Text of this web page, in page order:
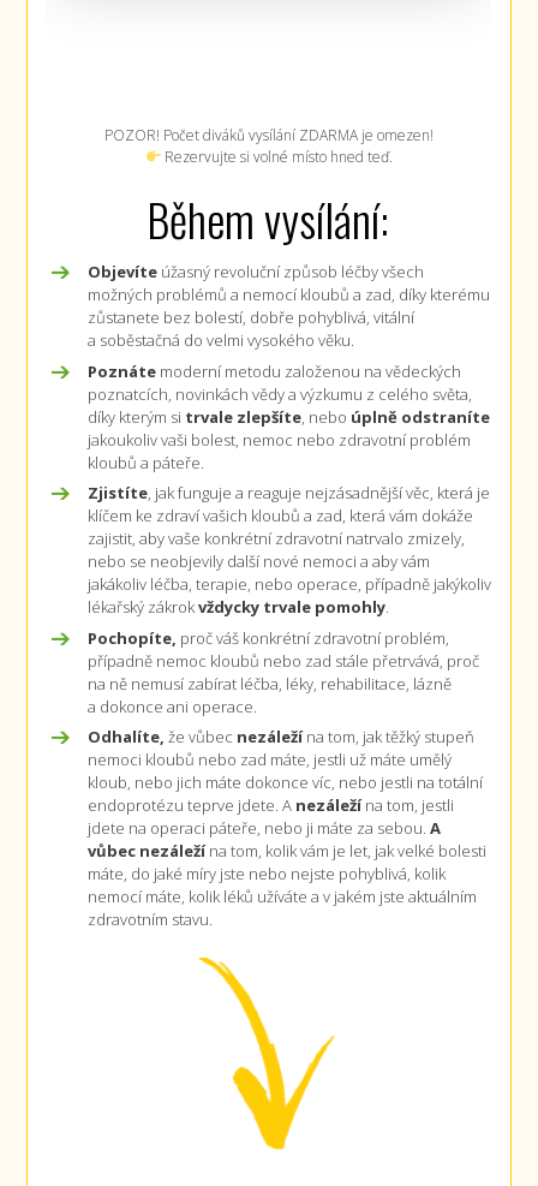
POZOR! Počet diváků vysílání ZDARMA je omezen!
Rezervujte si volné místo hned teď.
Během vysílání:
Objevíte úžasný revoluční způsob léčby všech
možných problémů a nemocí kloubů a zad, díky kterému
zůstanete bez bolestí, dobře pohyblivá, vitální
a soběstačná do velmi vysokého věku.
Poznáte moderní metodu založenou na vědeckých
poznatcích, novinkách vědy a výzkumu z celého světa,
díky kterým si trvale zlepšíte, nebo úplně odstraníte
jakoukoliv vaši bolest, nemoc nebo zdravotní problém
kloubů a páteře.
Zjistíte, jak funguje a reaguje nejzásadnější věc, která je
klíčem ke zdraví vašich kloubů a zad, která vám dokáže
zajistit, aby vaše konkrétní zdravotní natrvalo zmizely,
nebo se neobjevily další nové nemoci a aby vám
jakákoliv léčba, terapie, nebo operace, případně jakýkoliv
lékařský zákrokvždycky trvale pomohly.
Pochopíte, proč váš konkrétní zdravotní problém,
případně nemoc kloubů nebo zad stále přetrvává, proč
na ně nemusí zabírat léčba, léky, rehabilitace, lázně
a dokonce ani operace.
Odhalíte, že vůbec nezáležína tom, jak těžký stupeň
nemoci kloubů nebo zad máte, jestli už máte umělý
kloub, nebo jich máte dokonce víc, nebo jestli na totální
endoprotézu teprve jdete. A nezáležína tom, jestli
jdete na operaci páteře, nebo ji máte za sebou.A
vůbec nezáležína tom, kolik vám je let, jak velké bolesti
máte, do jaké míry jste nebo nejste pohyblivá, kolik
nemocí máte, kolik léků užíváte a v jakém jste aktuálním
zdravotním stavu.